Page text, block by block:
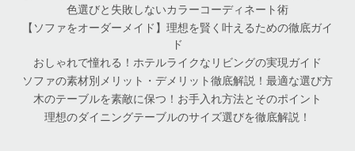
色選びと失敗しないカラーコーディネート術
【ソファをオーダーメイド】理想を賢く叶えるための徹底ガイ
ド
おしゃれで憧れる！ホテルライクなリビングの実現ガイド
ソファの素材別メリット・デメリット徹底解説！最適な選び方
木のテーブルを素敵に保つ！お手入れ方法とそのポイント
理想のダイニングテーブルのサイズ選びを徹底解説！